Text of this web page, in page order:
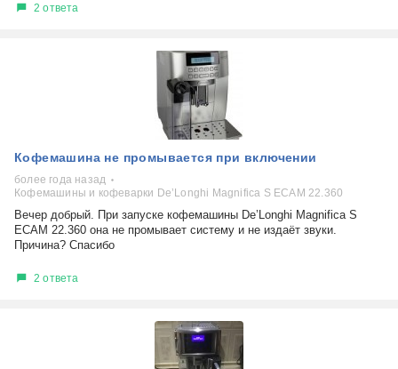
2 ответа
Кофемашина не промывается при включении
более года назад
Кофемашины и кофеварки De’Longhi Magnifica S ECAM 22.360
Вечер добрый. При запуске кофемашины De’Longhi Magnifica S
ECAM 22.360 она не промывает систему и не издаёт звуки.
Причина? Спасибо
2 ответа